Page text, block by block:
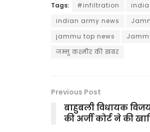
Tags: #infiltration
indian army news
jammu top news
जम्मू कश्मीर की खबर
Previous Post
बाहुबली विधायक
की अर्जी कोर्ट ने की